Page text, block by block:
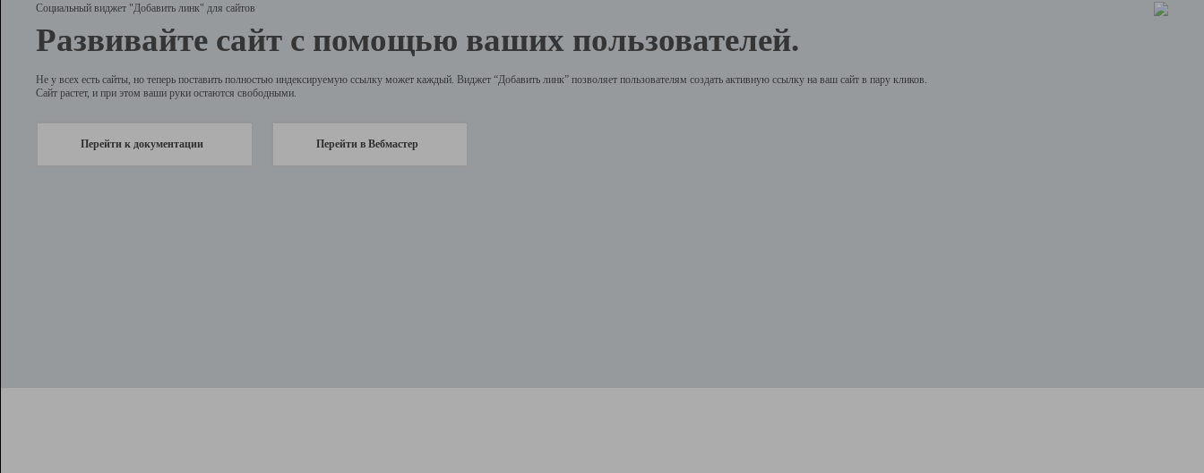
Социальный виджет "Добавить линк" для сайтов
Развивайте сайт с помощью ваших пользователей.
Не у всех есть сайты, но теперь поставить полностью индексируемую ссылку может каждый. Виджет “Добавить линк” позволяет пользователям создать активную ссылку на ваш сайт в пару кликов.
Сайт растет, и при этом ваши руки остаются свободными.
Перейти к документации Перейти в Вебмастер